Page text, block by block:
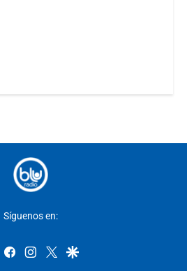
Síguenos en:
whatsappfacebookinstagram
twittergoogle